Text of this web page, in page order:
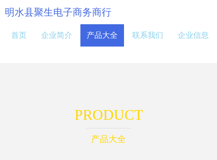
明水县聚生电子商务商行
首页 企业简介 产品大全 联系我们 企业信息
PRODUCT
产品大全